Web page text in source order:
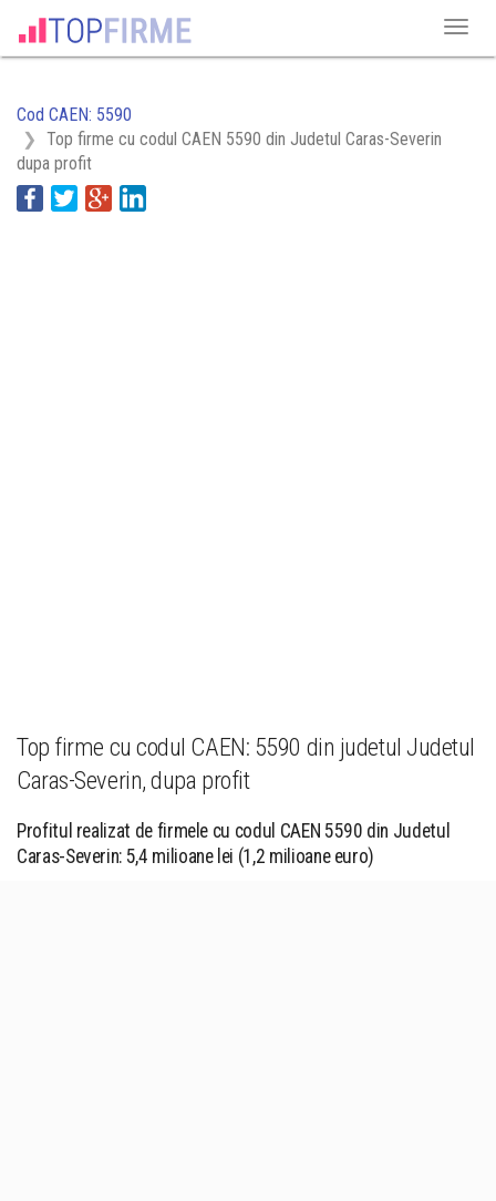
Cod CAEN: 5590
Top firme cu codul CAEN 5590 din Judetul Caras-Severin
dupa profit
Top firme cu codul CAEN: 5590 din judetul Judetul
Caras-Severin, dupa profit
Profitul realizat de firmele cu codul CAEN 5590 din Judetul
Caras-Severin: 5,4 milioane lei (1,2 milioane euro)